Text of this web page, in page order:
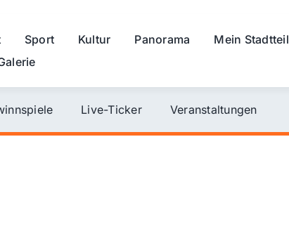
Sport Kultur Panorama
Mein Stadtteil
Live-Ticker Veranstaltungen